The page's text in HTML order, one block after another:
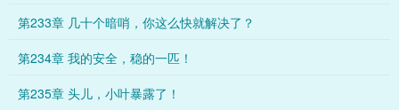
第233章 几十个暗哨，你这么快就解决了？
第234章 我的安全，稳的一匹！
第235章 头儿，小叶暴露了！